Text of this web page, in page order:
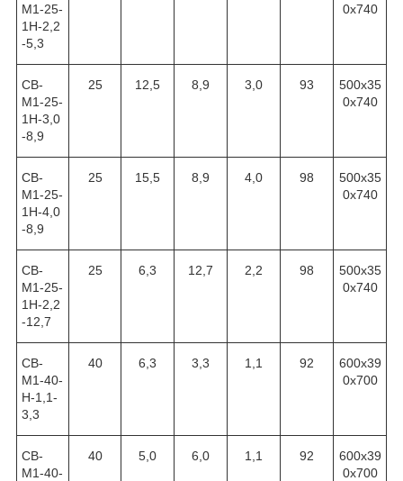
М1-25-
1Н-2,2
-5,3
0х740
СВ-
М1-25-
1Н-3,0
-8,9
25 12,5 8,9 3,0 93
500х35
0х740
СВ-
М1-25-
1Н-4,0
-8,9
25 15,5 8,9 4,0 98
500х35
0х740
СВ-
М1-25-
1Н-2,2
-12,7
25 6,3 12,7 2,2 98
500х35
0х740
СВ-
М1-40-
Н-1,1-
3,3
40 6,3 3,3 1,1 92
600х39
0х700
СВ-
М1-40-
40 5,0 6,0 1,1 92
600х39
0х700